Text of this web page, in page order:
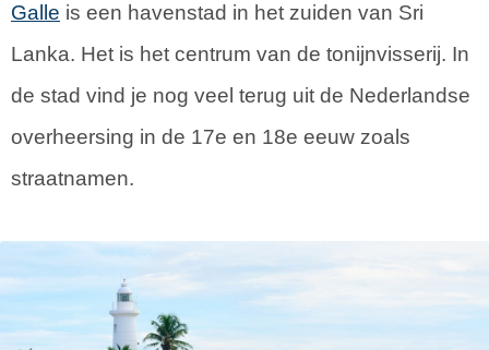
Galle is een havenstad in het zuiden van Sri
Lanka. Het is het centrum van de tonijnvisserij. In
de stad vind je nog veel terug uit de Nederlandse
overheersing in de 17e en 18e eeuw zoals
straatnamen.